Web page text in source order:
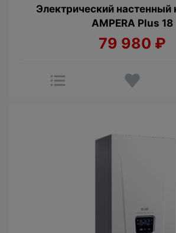
Электрический настенный
AMPERA Plus 18
79 980 ₽